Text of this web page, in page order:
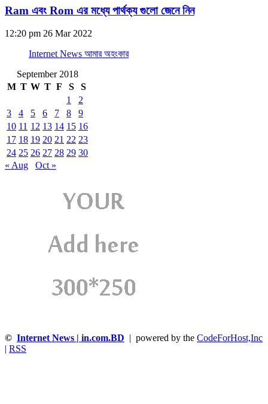
Ram এবং Rom এর মধ্যে পার্থক্য গুলো জেনে নিন
12:20 pm 26 Mar 2022
Internet News আমার অহংকার
September 2018
M T W T F S
S
1
2
3
4 5 6 7 8
9
10 11 12 13 14 15 16
17 18 19 20 21 22 23
24 25 26 27 28 29 30
« Aug
Oct »
© Internet News | in.com.BD | powered by the CodeForHost,Inc
RSS